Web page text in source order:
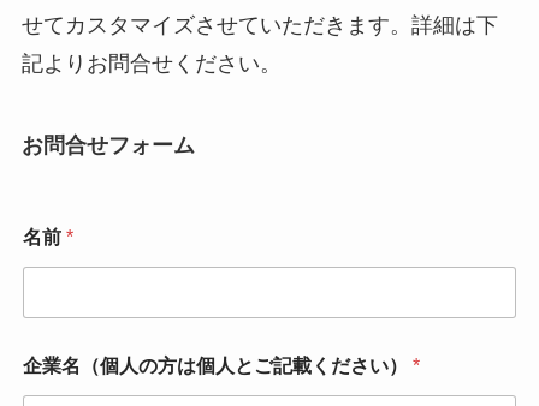
せてカスタマイズさせていただきます。詳細は下
記よりお問合せください。
お問合せフォーム
名前 *
企業名（個人の方は個人とご記載ください） *